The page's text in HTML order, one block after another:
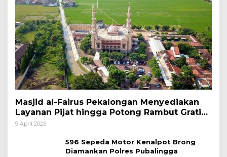
Masjid al-Fairus Pekalongan Menyediakan
Layanan Pijat hingga Potong Rambut Gratis
bagi Pemudik Lebaran 2025
9 April 2025
596 Sepeda Motor Kenalpot Brong
Diamankan Polres Pubalingga